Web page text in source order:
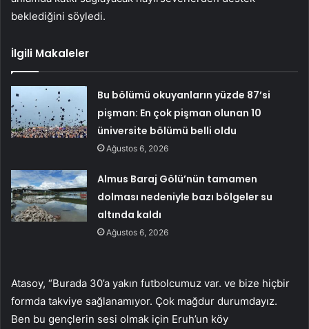
beklediğini söyledi.
İlgili Makaleler
Bu bölümü okuyanların yüzde 87’si
pişman: En çok pişman olunan 10
üniversite bölümü belli oldu
Ağustos 6, 2026
Almus Baraj Gölü’nün tamamen
dolması nedeniyle bazı bölgeler su
altında kaldı
Ağustos 6, 2026
Atasoy, “Burada 30’a yakın futbolcumuz var. ve bize hiçbir
formda takviye sağlanamıyor. Çok mağdur durumdayız.
Ben bu gençlerin sesi olmak için Eruh’un köy